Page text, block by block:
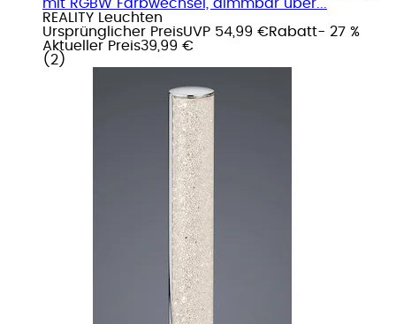
mit RGBW Farbwechsel, dimmbar über...
REALITY Leuchten
Ursprünglicher PreisUVP 54,99 €Rabatt- 27 %
Aktueller Preis39,99 €
( 2 )